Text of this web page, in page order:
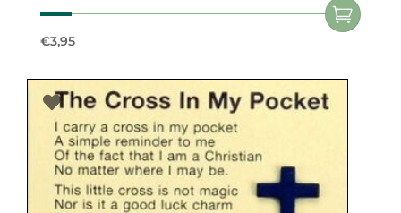
€3,95